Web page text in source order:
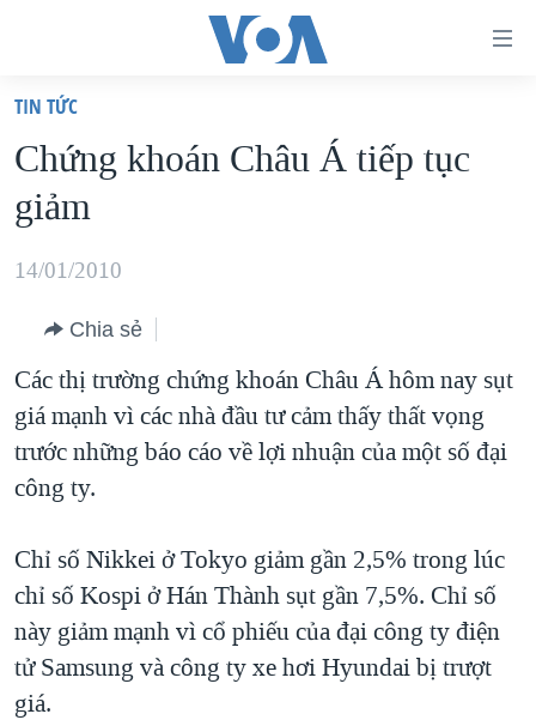
truy
cập
Tới
dung
chính
điều
hướng
chính
Đi
"Tìm"
VIỆT NAM
HOA KỲ
BIỂN ĐÔNG
BLOG
DIỄN ĐÀN
MỤC
NGƯỜI VIỆT HẢI NGOẠI
ĐỜI SỐNG
KINH TẾ
CHUYÊN ĐỀ
HÀNH TRÌNH BẦU CỬ 2024
MỘT NĂM CHIẾN TRANH TẠI DẢI GAZA
GIẢI MÃ VÀNH ĐAI & CON ĐƯỜNG
NGÀY TỊ NẠN THẾ GIỚI
VIDEO
NGHE
MẠNG XÃ HỘI
TIN TỨC
Chứng khoán Châu Á tiếp tục
giảm
14/01/2010
Chia sẻ
Các thị trường chứng khoán Châu Á hôm nay sụt
giá mạnh vì các nhà đầu tư cảm thấy thất vọng
trước những báo cáo về lợi nhuận của một số đại
công ty.
Chỉ số Nikkei ở Tokyo giảm gần 2,5% trong lúc
chỉ số Kospi ở Hán Thành sụt gần 7,5%. Chỉ số
này giảm mạnh vì cổ phiếu của đại công ty điện
tử Samsung và công ty xe hơi Hyundai bị trượt
giá.